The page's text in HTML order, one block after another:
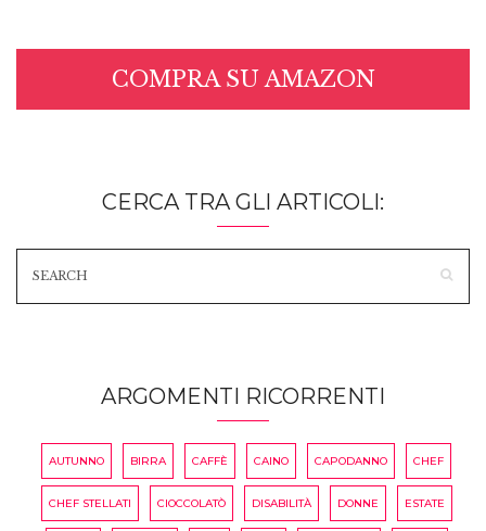
COMPRA SU AMAZON
CERCA TRA GLI ARTICOLI:
ARGOMENTI RICORRENTI
AUTUNNO BIRRA CAFFÈ CAINO CAPODANNO CHEF
CHEF STELLATI CIOCCOLATÒ DISABILITÀ DONNE ESTATE